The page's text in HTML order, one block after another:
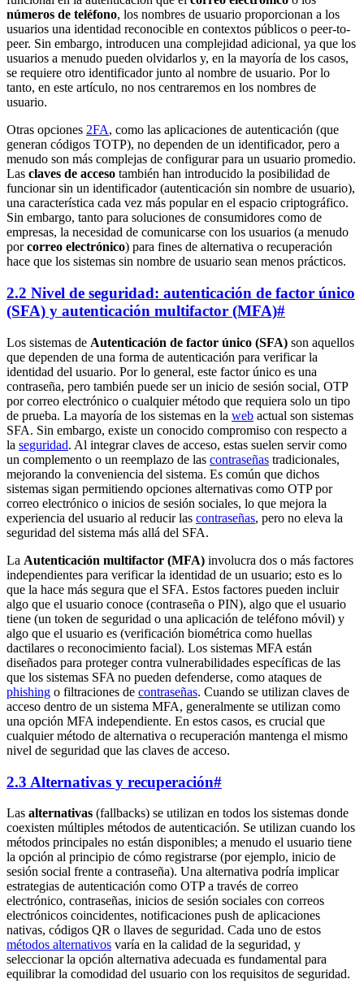
números de teléfono, los nombres de usuario proporcionan a los
usuarios una identidad reconocible en contextos públicos o peer-to-
peer. Sin embargo, introducen una complejidad adicional, ya que los
usuarios a menudo pueden olvidarlos y, en la mayoría de los casos,
se requiere otro identificador junto al nombre de usuario. Por lo
tanto, en este artículo, no nos centraremos en los nombres de
usuario.
Otras opciones 2FA, como las aplicaciones de autenticación (que
generan códigos TOTP), no dependen de un identificador, pero a
menudo son más complejas de configurar para un usuario promedio.
Las claves de acceso también han introducido la posibilidad de
funcionar sin un identificador (autenticación sin nombre de usuario),
una característica cada vez más popular en el espacio criptográfico.
Sin embargo, tanto para soluciones de consumidores como de
empresas, la necesidad de comunicarse con los usuarios (a menudo
porcorreo electrónico) para fines de alternativa o recuperación
hace que los sistemas sin nombre de usuario sean menos prácticos.
2.2 Nivel de seguridad: autenticación de factor único
(SFA) y autenticación multifactor (MFA)#
Los sistemas de Autenticación de factor único (SFA) son aquellos
que dependen de una forma de autenticación para verificar la
identidad del usuario. Por lo general, este factor único es una
contraseña, pero también puede ser un inicio de sesión social, OTP
por correo electrónico o cualquier método que requiera solo un tipo
de prueba. La mayoría de los sistemas en la web actual son sistemas
SFA. Sin embargo, existe un conocido compromiso con respecto a
la seguridad. Al integrar claves de acceso, estas suelen servir como
un complemento o un reemplazo de las contraseñas tradicionales,
mejorando la conveniencia del sistema. Es común que dichos
sistemas sigan permitiendo opciones alternativas como OTP por
correo electrónico o inicios de sesión sociales, lo que mejora la
experiencia del usuario al reducir las contraseñas, pero no eleva la
seguridad del sistema más allá del SFA.
La Autenticación multifactor (MFA) involucra dos o más factores
independientes para verificar la identidad de un usuario; esto es lo
que la hace más segura que el SFA. Estos factores pueden incluir
algo que el usuario conoce (contraseña o PIN), algo que el usuario
tiene (un token de seguridad o una aplicación de teléfono móvil) y
algo que el usuario es (verificación biométrica como huellas
dactilares o reconocimiento facial). Los sistemas MFA están
diseñados para proteger contra vulnerabilidades específicas de las
que los sistemas SFA no pueden defenderse, como ataques de
phishing o filtraciones de contraseñas. Cuando se utilizan claves de
acceso dentro de un sistema MFA, generalmente se utilizan como
una opción MFA independiente. En estos casos, es crucial que
cualquier método de alternativa o recuperación mantenga el mismo
nivel de seguridad que las claves de acceso.
2.3 Alternativas y recuperación#
Las alternativas (fallbacks) se utilizan en todos los sistemas donde
coexisten múltiples métodos de autenticación. Se utilizan cuando los
métodos principales no están disponibles; a menudo el usuario tiene
la opción al principio de cómo registrarse (por ejemplo, inicio de
sesión social frente a contraseña). Una alternativa podría implicar
estrategias de autenticación como OTP a través de correo
electrónico, contraseñas, inicios de sesión sociales con correos
electrónicos coincidentes, notificaciones push de aplicaciones
nativas, códigos QR o llaves de seguridad. Cada uno de estos
métodos alternativos varía en la calidad de la seguridad, y
seleccionar la opción alternativa adecuada es fundamental para
equilibrar la comodidad del usuario con los requisitos de seguridad.